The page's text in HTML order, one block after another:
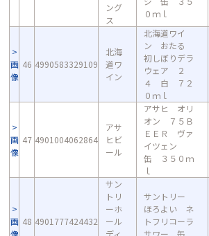
ング
ス
０ｍｌ
画
像
46 4990583329109
北海
道ワ
イン
北海道ワイ
ン おたる
初しぼりデラ
ウェア ２
４ 白 ７２
０ｍｌ
画
像
47 4901004062864
アサ
ヒビ
ール
アサヒ オリ
オン ７５Ｂ
ＥＥＲ ヴァ
イツェン
缶 ３５０ｍ
ｌ
画
像
48 4901777424432
サン
トリ
ーホ
ール
ディ
サントリー
ほろよい ネ
トフリコーラ
サワー 缶